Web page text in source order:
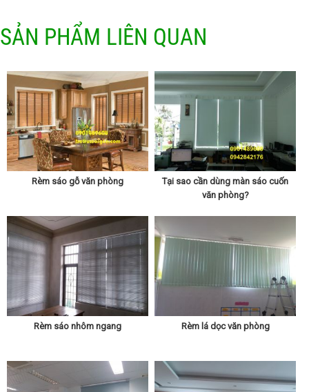
SẢN PHẨM LIÊN QUAN
Rèm sáo gỗ văn phòng
Tại sao cần dùng màn sáo cuốn
văn phòng?
Rèm sáo nhôm ngang Rèm lá dọc văn phòng